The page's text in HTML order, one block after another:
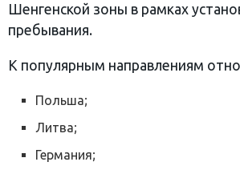
Шенгенской зоны в рамках
пребывания.
К популярным направлениям
Польша;
Литва;
Германия;